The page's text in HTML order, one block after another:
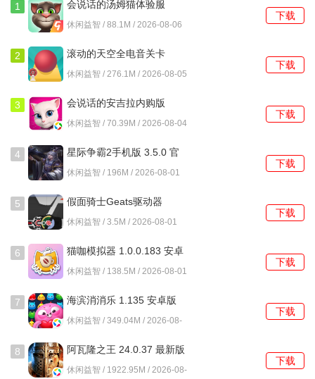
1
会说话的汤姆猫体验服
3.10.0.890 手机版
休闲益智 / 88.1M / 2026-08-06
下载
2
滚动的天空全电音关卡
5.1.3 安卓版
休闲益智 / 276.1M / 2026-08-05
下载
3
会说话的安吉拉内购版
3195 安卓版
休闲益智 / 70.39M / 2026-08-04
下载
4
星际争霸2手机版 3.5.0 官
方版
休闲益智 / 196M / 2026-08-01
下载
5
假面骑士Geats驱动器
1.0.0 安卓版
休闲益智 / 3.5M / 2026-08-01
下载
6
猫咖模拟器 1.0.0.183 安卓
版
休闲益智 / 138.5M / 2026-08-01
下载
7 海滨消消乐 1.135 安卓版
休闲益智 / 349.04M / 2026-08-
下载
8 阿瓦隆之王 24.0.37 最新版
休闲益智 / 1922.95M / 2026-08-
下载